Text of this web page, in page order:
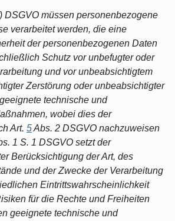
DSGVO müssen personenbezogene
verarbeitet werden, die eine
der personenbezogenen Daten
Schutz vor unbefugter oder
und vor unbeabsichtigtem
Zerstörung oder unbeabsichtigter
technische und
wobei dies der
Art. 5Abs. 2 DSGVO nachzuweisen
1 S. 1 DSGVO setzt der
Berücksichtigung der Art, des
und der Zwecke der Verarbeitung
Eintrittswahrscheinlichkeit
für die Rechte und Freiheiten
geeignete technische und